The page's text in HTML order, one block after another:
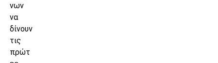
νων
να
δίνουν
τις
πρώτ